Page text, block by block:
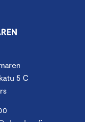
5 C